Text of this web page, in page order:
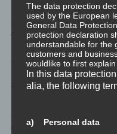
nachmachen. Manchmal
indem kleinste Tätigkeiten
werden. Oder es passiert
Rahmen bzw. das Schema
und Einstellungen werden
Wenn also z.B. die Eltern
würden, werden die Kinder
The data protection
used by the European
General Data
protection declaration
understandable for the
customers and
wouldlike to first
In this data
alia, the following
a) Personal data